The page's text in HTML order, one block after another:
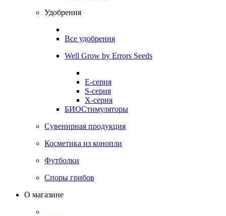
Удобрения
Все удобрения
Well Grow by Errors Seeds
E-серия
S-серия
X-серия
БИОСтимуляторы
Сувенирная продукция
Косметика из конопли
Футболки
Споры грибов
О магазине